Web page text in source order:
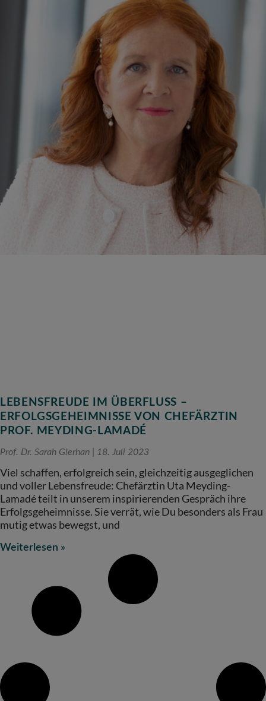
LEBENSFREUDE IM ÜBERFLUSS –
ERFOLGSGEHEIMNISSE VON CHEFÄRZTIN
PROF. MEYDING-LAMADÉ
Prof. Dr. Sarah Gierhan 18. Juli 2023
Viel schaffen, erfolgreich sein, gleichzeitig ausgeglichen
und voller Lebensfreude: Chefärztin Uta Meyding-
Lamadé teilt in unserem inspirierenden Gespräch ihre
Erfolgsgeheimnisse. Sie verrät, wie Du besonders als Frau
mutig etwas bewegst, und
Weiterlesen »